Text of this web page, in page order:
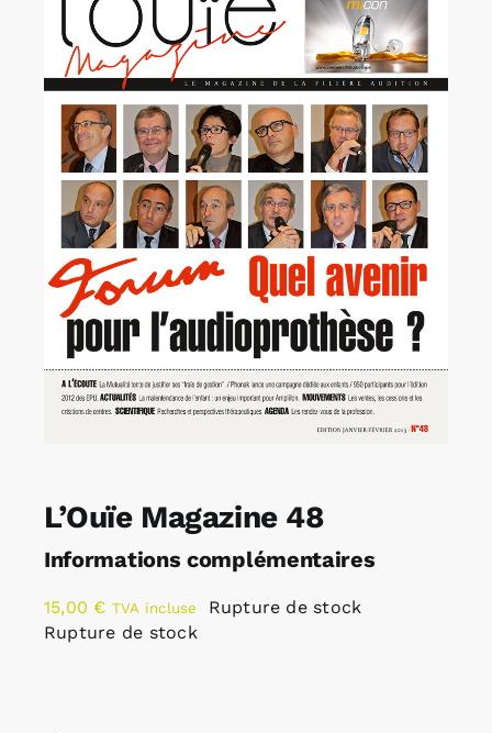
Rechercher:
Annonces emploi
L’Ouïe Magazine 48
Informations complémentaires
15,00 € TVA incluse
Rupture de stock
Rupture de stock